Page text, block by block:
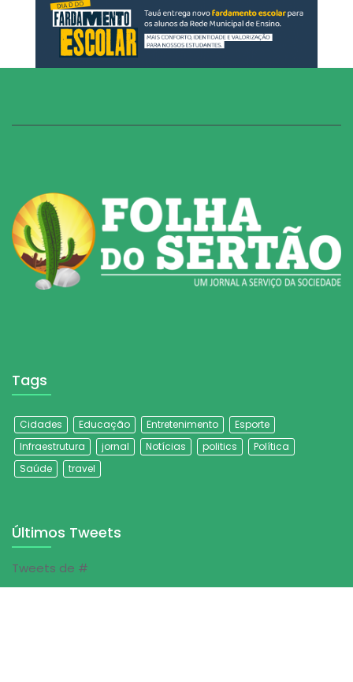
Tags
Cidades Educação Entretenimento
Esporte
Infraestrutura
jornal Notícias politics
Política
Saúde
travel
Últimos Tweets
Tweets de #